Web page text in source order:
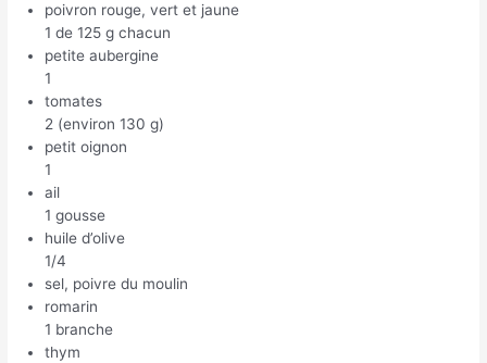
poivron rouge, vert et jaune
1 de 125 g chacun
petite aubergine
1
tomates
2 (environ 130 g)
petit oignon
1
ail
1 gousse
huile d’olive
1/4
sel, poivre du moulin
romarin
1 branche
thym